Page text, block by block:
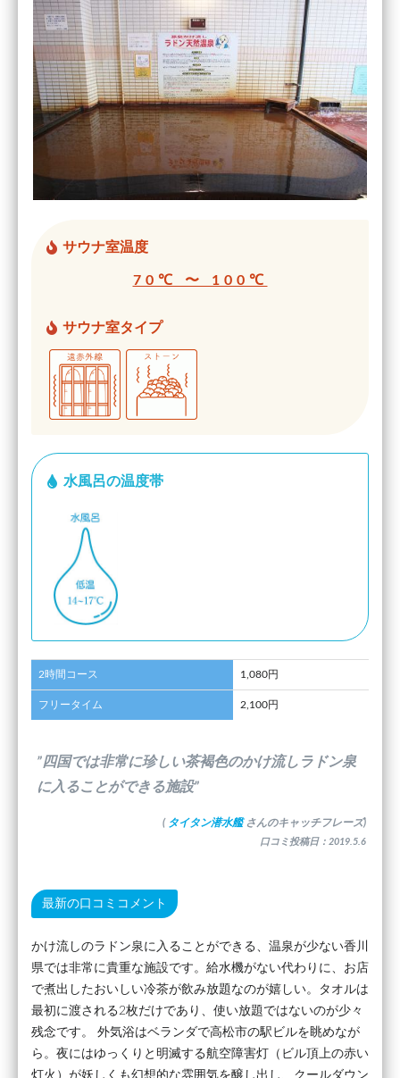
サウナ室温度
70℃ 〜 100℃
サウナ室タイプ
水風呂の温度帯
2時間コース 1,080円
フリータイム 2,100円
”四国では非常に珍しい茶褐色のかけ流しラドン泉
に入ることができる施設”
( タイタン潜水艦 さんのキャッチフレーズ)
口コミ投稿日：2019.5.6
最新の口コミコメント
かけ流しのラドン泉に入ることができる、温泉が少ない香川
県では非常に貴重な施設です。給水機がない代わりに、お店
で煮出したおいしい冷茶が飲み放題なのが嬉しい。タオルは
最初に渡される2枚だけであり、使い放題ではないのが少々
残念です。 外気浴はベランダで高松市の駅ビルを眺めなが
ら。夜にはゆっくりと明滅する航空障害灯（ビル頂上の赤い
灯火）が妖しくも幻想的な雰囲気を醸し出し、クールダウン